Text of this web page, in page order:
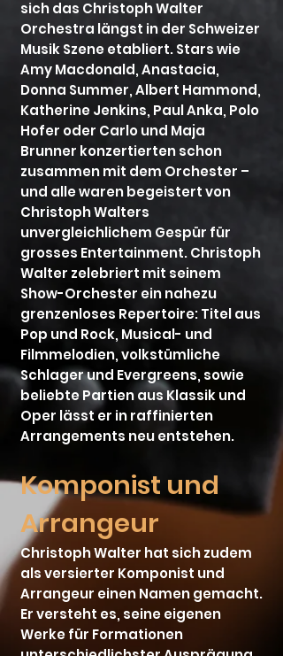
sich das Christoph Walter
Orchestra längst in der Schweizer
Musik Szene etabliert. Stars wie
Amy Macdonald, Anastacia,
Donna Summer, Albert Hammond,
Katherine Jenkins, Paul Anka, Polo
Hofer oder Carlo und Maja
Brunner konzertierten schon
zusammen mit dem Orchester –
und alle waren begeistert von
Christoph Walters
unvergleichlichem Gespür für
grosses Entertainment. Christoph
Walter zelebriert mit seinem
Show-Orchester ein nahezu
grenzenloses Repertoire: Titel aus
Pop und Rock, Musical- und
Filmmelodien, volkstümliche
Schlager und Evergreens, sowie
beliebte Partien aus Klassik und
Oper lässt er in raffinierten
Arrangements neu entstehen.
Komponist und
Arrangeur
Christoph Walter hat sich zudem
als versierter Komponist und
Arrangeur einen Namen gemacht.
Er versteht es, seine eigenen
Werke für Formationen